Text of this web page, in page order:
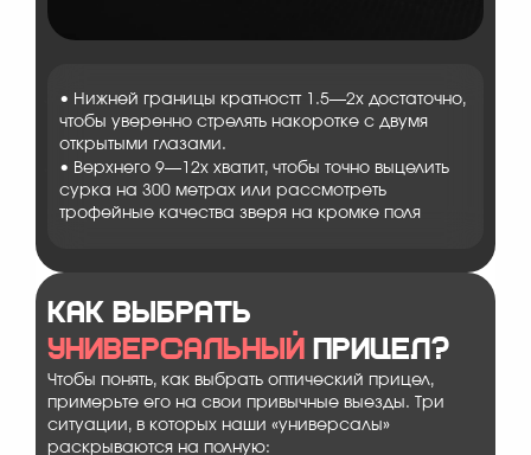
• Нижней границы кратностт 1.5—2х достаточно,
чтобы уверенно стрелять накоротке с двумя
открытыми глазами.
• Верхнего 9—12х хватит, чтобы точно выцелить
сурка на 300 метрах или рассмотреть
трофейные качества зверя на кромке поля
Как выбрать
универсальный прицел?
Чтобы понять, как выбрать оптический прицел,
примерьте его на свои привычные выезды. Три
ситуации, в которых наши «универсалы»
раскрываются на полную: